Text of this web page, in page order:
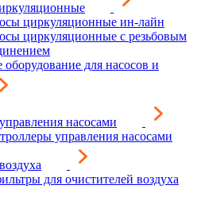
циркуляционные ин-лайн
циркуляционные с резьбовым
для насосов и
насосами
управления насосами
для очистителей воздуха